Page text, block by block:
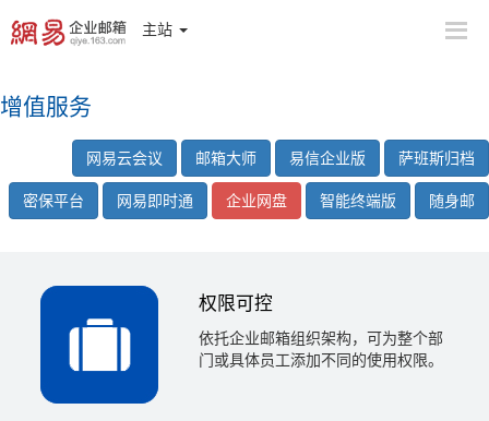
主站
增值服务
网易云会议 邮箱大师 易信企业版 萨班斯归档
密保平台 网易即时通 企业网盘 智能终端版 随身邮
权限可控
依托企业邮箱组织架构，可为整个部
门或具体员工添加不同的使用权限。